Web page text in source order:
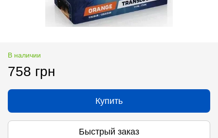
В наличии
758 грн
Купить
Быстрый заказ